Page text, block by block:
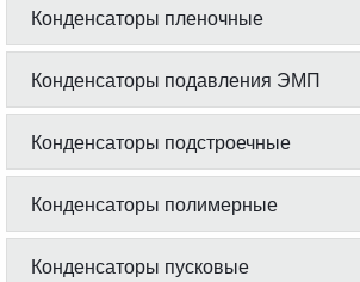
Конденсаторы пленочные
Конденсаторы подавления ЭМП
Конденсаторы подстроечные
Конденсаторы полимерные
Конденсаторы пусковые